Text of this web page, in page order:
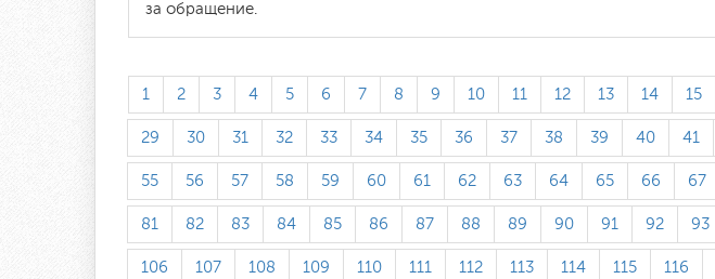
за обращение.
1 2 3 4 5 6 7 8 9 10 11 12 13 14 15
29 30 31 32 33 34 35 36 37 38 39 40 41
55 56 57 58 59 60 61 62 63 64 65 66 67
81 82 83 84 85 86 87 88 89 90 91 92 93
106 107 108 109 110 111 112 113 114 115 116